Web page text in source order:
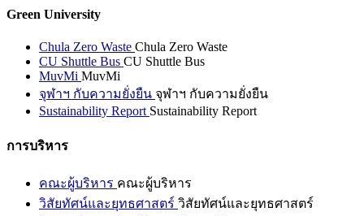
Green University
Chula Zero Waste Chula Zero Waste
CU Shuttle Bus CU Shuttle Bus
MuvMi MuvMi
จุฬาฯ กับความยั่งยืน จุฬาฯ กับความยั่งยืน
Sustainability Report Sustainability Report
การบริหาร
คณะผู้บริหาร คณะผู้บริหาร
วิสัยทัศน์และยุทธศาสตร์ วิสัยทัศน์และยุทธศาสตร์